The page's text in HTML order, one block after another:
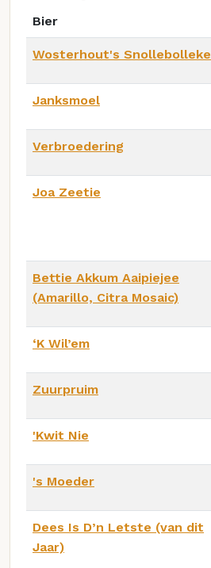
Bier
Wosterhout's Snollebolleke
Janksmoel
Verbroedering
Joa Zeetie
Bettie Akkum Aaipiejee
(Amarillo, Citra Mosaic)
‘K Wil’em
Zuurpruim
'Kwit Nie
's Moeder
Dees Is D’n Letste (van dit
Jaar)